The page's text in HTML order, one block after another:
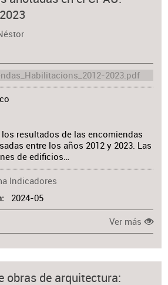
resultados de las encomiendas
entre los años 2012 y 2023. Las
de edificios…
Indicadores
2024-05
Ver más
obras de arquitectura: